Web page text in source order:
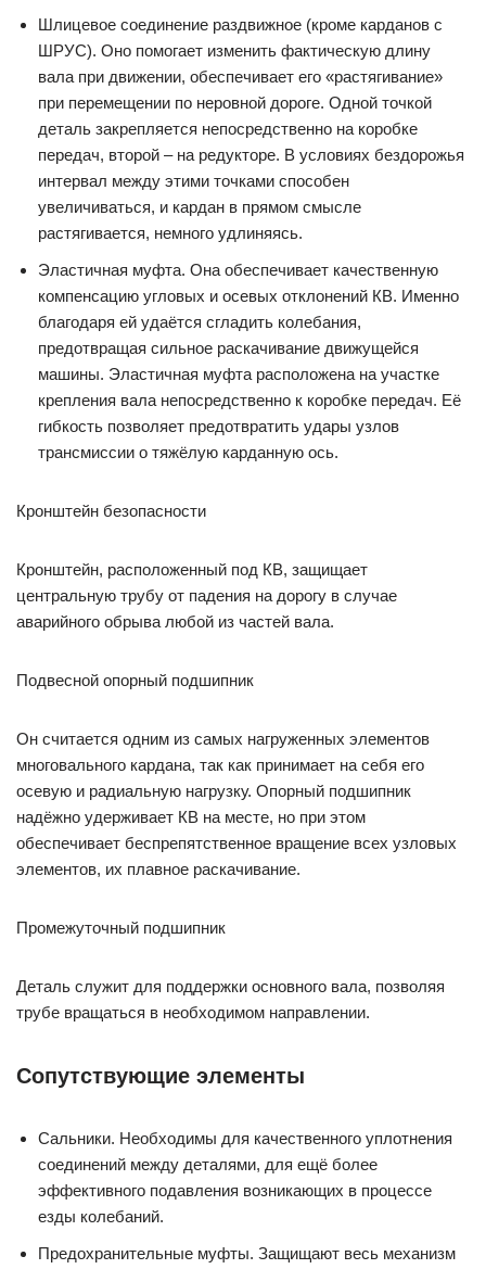
Шлицевое соединение раздвижное (кроме карданов с
ШРУС). Оно помогает изменить фактическую длину
вала при движении, обеспечивает его «растягивание»
при перемещении по неровной дороге. Одной точкой
деталь закрепляется непосредственно на коробке
передач, второй – на редукторе. В условиях бездорожья
интервал между этими точками способен
увеличиваться, и кардан в прямом смысле
растягивается, немного удлиняясь.
Эластичная муфта. Она обеспечивает качественную
компенсацию угловых и осевых отклонений КВ. Именно
благодаря ей удаётся сгладить колебания,
предотвращая сильное раскачивание движущейся
машины. Эластичная муфта расположена на участке
крепления вала непосредственно к коробке передач. Её
гибкость позволяет предотвратить удары узлов
трансмиссии о тяжёлую карданную ось.
Кронштейн безопасности
Кронштейн, расположенный под КВ, защищает
центральную трубу от падения на дорогу в случае
аварийного обрыва любой из частей вала.
Подвесной опорный подшипник
Он считается одним из самых нагруженных элементов
многовального кардана, так как принимает на себя его
осевую и радиальную нагрузку. Опорный подшипник
надёжно удерживает КВ на месте, но при этом
обеспечивает беспрепятственное вращение всех узловых
элементов, их плавное раскачивание.
Промежуточный подшипник
Деталь служит для поддержки основного вала, позволяя
трубе вращаться в необходимом направлении.
Сопутствующие элементы
Сальники. Необходимы для качественного уплотнения
соединений между деталями, для ещё более
эффективного подавления возникающих в процессе
езды колебаний.
Предохранительные муфты. Защищают весь механизм